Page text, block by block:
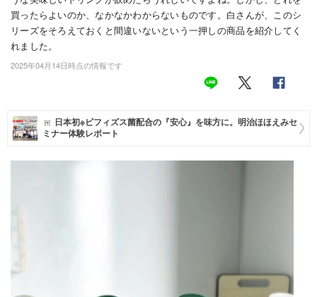
病院
住まい
買ったらよいのか、なかなかわからないものです。白さんが、このシ
リーズをそろえておくと間違いないという一押しの商品を紹介してく
れました。
2025年04月14日時点の情報です
日本初※ビフィズス菌配合の『安心』を味方に。明治ほほえみセ
ミナー体験レポート